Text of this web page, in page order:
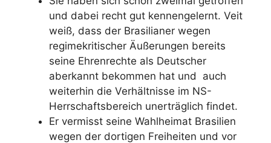
und dabei recht gut kennengelernt. Veit
weiß, dass der Brasilianer wegen
regimekritischer Äußerungen bereits
seine Ehrenrechte als Deutscher
aberkannt bekommen hat und auch
weiterhin die Verhältnisse im NS-
Herrschaftsbereich unerträglich findet.
Er vermisst seine Wahlheimat Brasilien
wegen der dortigen Freiheiten und vor